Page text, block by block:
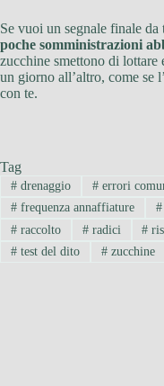
Se vuoi un segnale finale da
poche somministrazioni
zucchine smettono di
un giorno all’altro, come se
con te.
Tag
#drenaggio #errori
#frequenza annaffiature #
#raccolto #radici #
#test del dito #zucchine